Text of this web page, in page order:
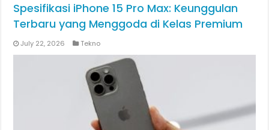
Spesifikasi iPhone 15 Pro Max: Keunggulan
Terbaru yang Menggoda di Kelas Premium
July 22, 2026 Tekno